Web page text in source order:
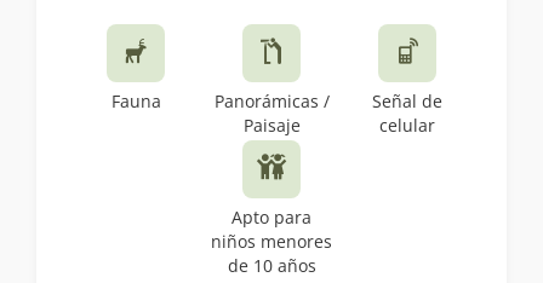
Fauna
Panorámicas /
Paisaje
Señal de
celular
Apto para
niños menores
de 10 años